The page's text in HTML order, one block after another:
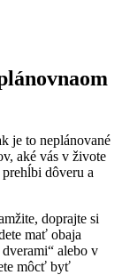
je to neplánované
aké vás v živote
dôveru a
doprajte si
mať obaja
alebo v
môcť byť